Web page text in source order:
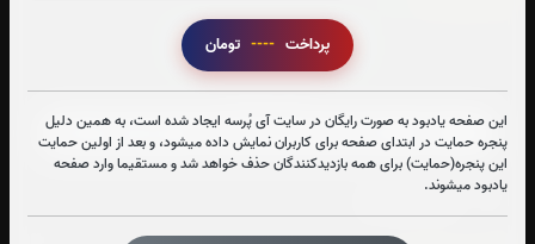
پرداخت ----
این صفحه یادبود به صورت رایگان در سایت آی پُرسه ایجاد شده است، به همین دلیل
پنجره حمایت در ابتدای صفحه برای کاربران نمایش داده میشود، و بعد از اولین حمایت
این پنجره(حمایت) برای همه بازدیدکنندگان حذف خواهد شد و مستقیما وارد صفحه
یادبود میشوند.
قرائت سوره قدر را تقبل میکنم
صوت سوره قدر
متن سوره قدر